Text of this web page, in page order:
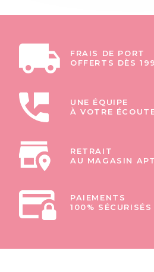
FRAIS DE PORT
OFFERTS DÈS
UNE ÉQUIPE
À VOTRE
RETRAIT
AU MAGASIN
PAIEMENTS
100% SÉCURISÉS